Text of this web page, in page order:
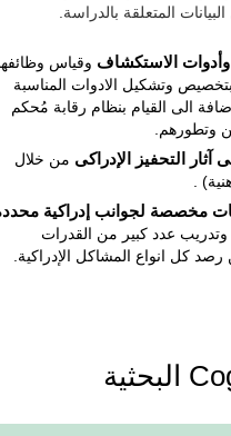
المتعلقة بالدراسة.
وأدوات الاستكشاف وقياس
الإدراكية: تسمح CogniFit بتخصيص وتشكيل الادوات المناسبة
الى القيام بنظام رقابة مُحكم
وتطورهم.
آثار التحفيز الإدراكى من خلال
.
مخصصة لجوانب إدراكية
وتدريب عدد كبير من القدرات
كل انواع المشاكل الإدراكية.